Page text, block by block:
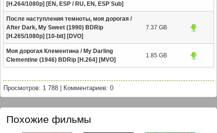
[H.264/1080p] [EN, ESP / RU, EN, ESP Sub]
После наступления темноты, моя дорогая /
After Dark, My Sweet (1990) BDRip
[H.265/1080p] [10-bit] [DVO]
7.37 GB
Моя дорогая Клементина / My Darling
Clementine (1946) BDRip [H.264] [MVO]
1.85 GB
Просмотров: 1 788 Комментариев: 0
Похожие фильмы